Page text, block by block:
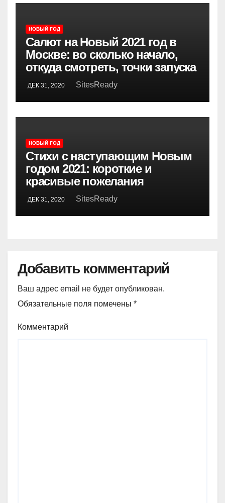
НОВЫЙ ГОД
Салют на Новый 2021 год в
Москве: во сколько начало,
откуда смотреть, точки запуска
ДЕК 31, 2020 SitesReady
НОВЫЙ ГОД
Стихи с наступающим Новым
годом 2021: короткие и
красивые пожелания
ДЕК 31, 2020 SitesReady
Добавить комментарий
Ваш адрес email не будет опубликован.
Обязательные поля помечены *
Комментарий